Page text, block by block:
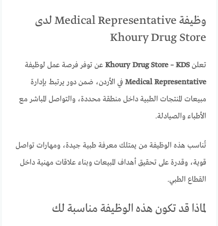
وظيفة Medical Representative لدى
Khoury Drug Store
تعلنKhoury Drug Store – KDS عن توفر فرصة عمل لوظيفة
Medical Representative في الأردن، ضمن دور يرتبط بإدارة
مبيعات المنتجات الطبية داخل منطقة محددة، والتواصل المباشر مع
الأطباء والصيادلة.
تُناسب هذه الوظيفة من يمتلك معرفة طبية جيدة، ومهارات تواصل
قوية، وقدرة على تحقيق أهداف المبيعات وبناء علاقات مهنية داخل
القطاع الطبي.
لماذا قد تكون هذه الوظيفة مناسبة لك